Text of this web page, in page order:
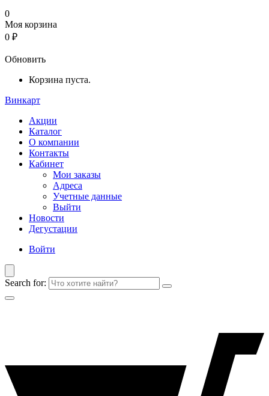
0
Моя корзина
0 ₽
Обновить
Корзина пуста.
Винкарт
Акции
Каталог
О компании
Контакты
Кабинет
Мои заказы
Адреса
Учетные данные
Выйти
Новости
Дегустации
Войти
Search for: